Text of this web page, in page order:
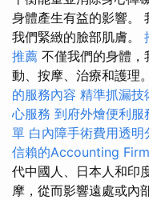
身體產生有益的影響。
我們緊緻的臉部肌膚。
推薦 不僅我們的身體，
動、按摩、治療和護理。
的服務內容 精準抓漏技
心服務 到府外燴便利服
單 白內障手術費用透明
信賴的Accounting Firm
代中國人、日本人和印
摩，從而影響遠處或內